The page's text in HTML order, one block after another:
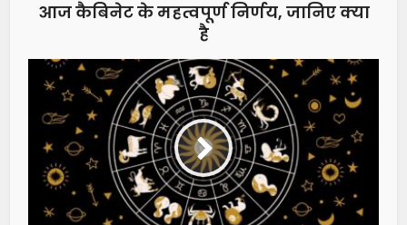
आज कैबिनेट के महत्वपूर्ण निर्णय, जानिए क्या
है